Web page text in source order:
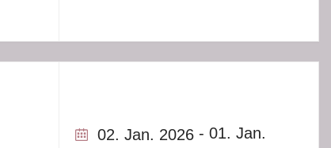
02. Jan. 2026 - 01. Jan.